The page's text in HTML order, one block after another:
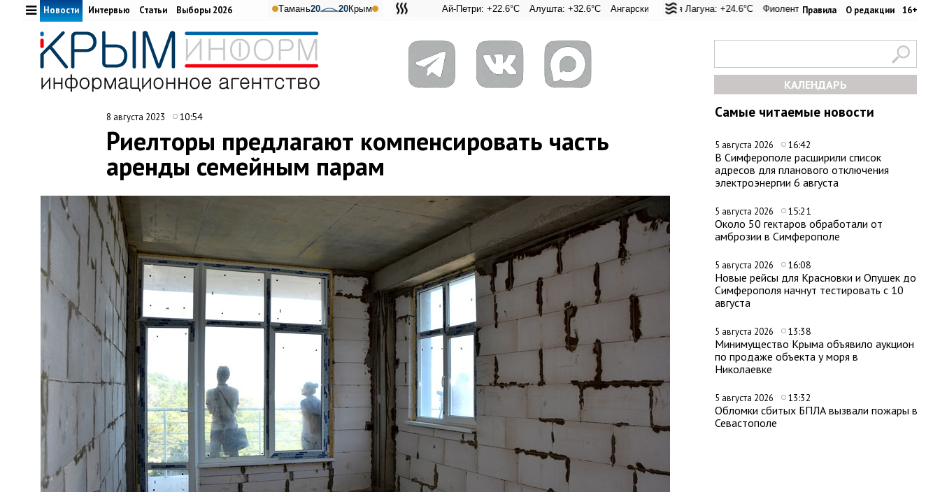
Правила О редакции 16+
Адмиральская Лагуна: +24.6°C Фиолент: +25.2°C Казачья бухта: +25.2°C
Ай-Петри: +22.6°C Алушта: +32.6°C Ангарский перевал: +28.5°C Евпатория: +32.8°C Керчь: +31.8°C Никитский сад:
Тамань20 20Крым
Новости Интервью Статьи Выборы 2026
КАЛЕНДАРЬ
Самые читаемые новости
5 августа 2026 16:42
В Симферополе расширили список
адресов для планового отключения
электроэнергии 6 августа
5 августа 2026 15:21
Около 50 гектаров обработали от
амброзии в Симферополе
5 августа 2026 16:08
Новые рейсы для Красновки и Опушек до
Симферополя начнут тестировать с 10
августа
5 августа 2026 13:38
Минимущество Крыма объявило аукцион
по продаже объекта у моря в
Николаевке
5 августа 2026 13:32
Обломки сбитых БПЛА вызвали пожары в
Севастополе
8 августа 2023 10:54
Риелторы предлагают компенсировать часть
аренды семейным парам